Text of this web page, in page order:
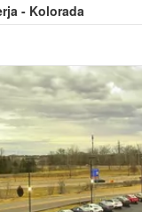
- Kolorada